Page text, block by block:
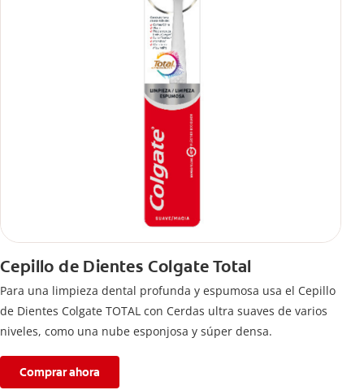
Cepillo de Dientes Colgate Total
Para una limpieza dental profunda y espumosa usa el Cepillo
de Dientes Colgate TOTAL con Cerdas ultra suaves de varios
niveles, como una nube esponjosa y súper densa.
Comprar ahora